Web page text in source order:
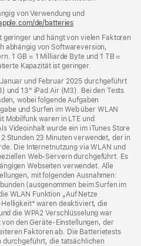
von Verwendung und
de/batteries
und hängt von vielen Faktoren
abhängig von Softwareversion,
1 GB = 1 Milliarde Byte und 1 TB =
Kapazität ist geringer.
und Februar 2025 durchgeführt
und 13" iPad Air (M3). Bei den Tests
wobei folgende Aufgaben
und Surfen im Web über WLAN
Mobilfunk waren in LTE und
Videoinhalt wurde ein im iTunes Store
Stunden 23 Minuten verwendet, der in
Die Internetnutzung via WLAN und
Web-Servern durchgeführt. Es
Webseiten verwendet. Alle
mit folgenden Ausnahmen:
(ausgenommen beim Surfen im
WLAN Funktion „Auf Netze
waren deaktiviert, die
die WPA2 Verschlüsselung war
den Geräte-Einstellungen, der
Faktoren ab. Die Batterietests
durchgeführt, die tatsächlichen